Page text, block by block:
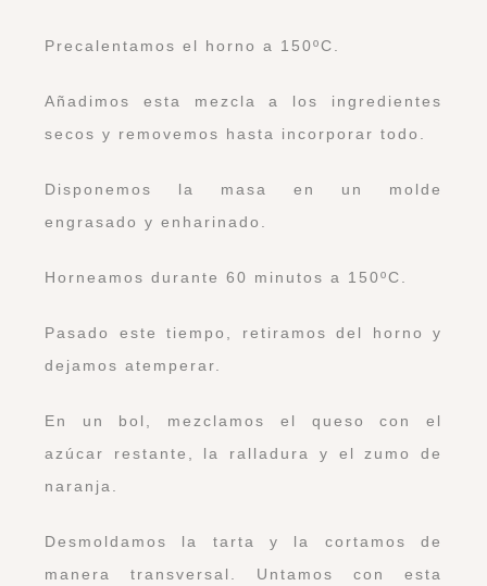
Precalentamos el horno a 150ºC.
Añadimos esta mezcla a los ingredientes
secos y removemos hasta incorporar todo.
Disponemos la masa en un molde
engrasado y enharinado.
Horneamos durante 60 minutos a 150ºC.
Pasado este tiempo, retiramos del horno y
dejamos atemperar.
En un bol, mezclamos el queso con el
azúcar restante, la ralladura y el zumo de
naranja.
Desmoldamos la tarta y la cortamos de
manera transversal. Untamos con esta